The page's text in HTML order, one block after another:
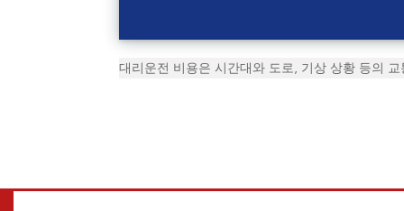
대리운전 비용은 시간대와 도로, 기상 상황 등의